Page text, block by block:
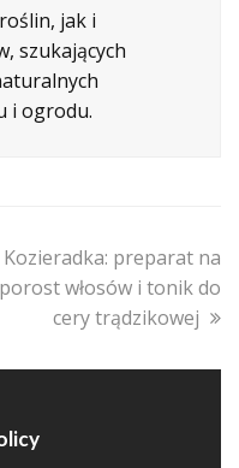
jak i
szukających
i ogrodu.
next
post:
Kozieradka: preparat na
porost włosów i tonik do
cery trądzikowej